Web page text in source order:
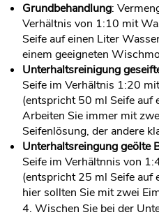
Grundbehandlung:
Verhältnis von 1:10 mit
Seife auf einen Liter
einem geeigneten
Unterhaltsreinigung
Seife im Verhältnis 1:20
(entspricht 50 ml Seife auf
Arbeiten Sie immer mit
Seifenlösung, der andere
Unterhaltsreingung geölte
Seife im Verhältnnis von
(entspricht 25 ml Seife auf
hier sollten Sie mit zwei
4. Wischen Sie bei der